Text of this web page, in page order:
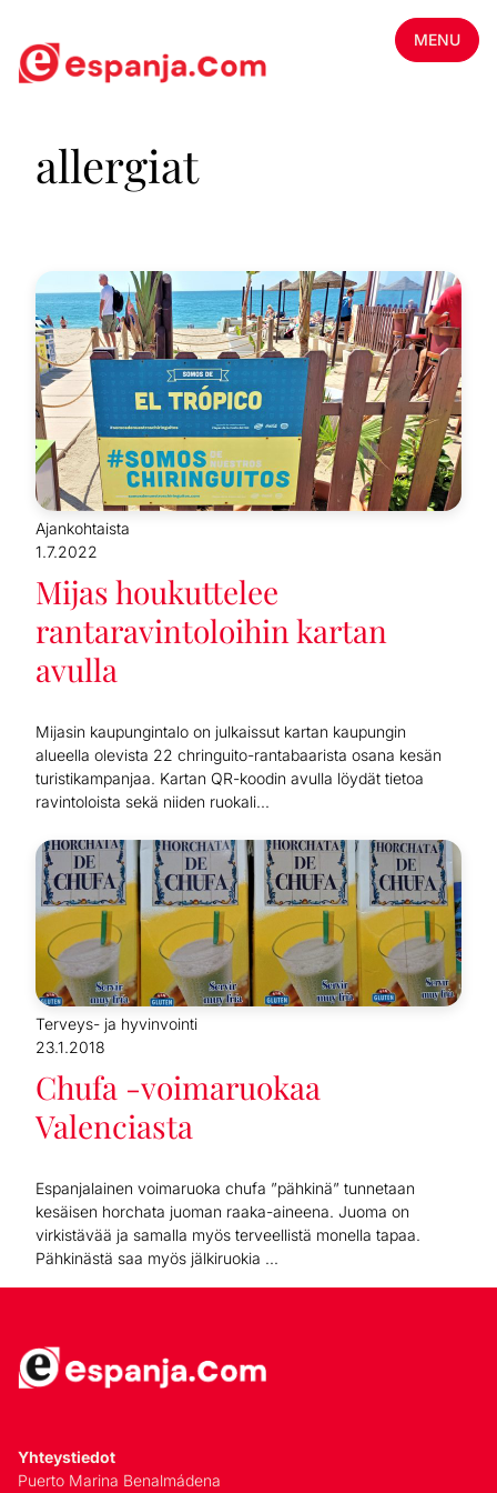
MENU
allergiat
Ajankohtaista
1.7.2022
Mijas houkuttelee
rantaravintoloihin kartan
avulla
Mijasin kaupungintalo on julkaissut kartan kaupungin
alueella olevista 22 chringuito-rantabaarista osana kesän
turistikampanjaa. Kartan QR-koodin avulla löydät tietoa
ravintoloista sekä niiden ruokali...
Terveys- ja hyvinvointi
23.1.2018
Chufa -voimaruokaa
Valenciasta
Espanjalainen voimaruoka chufa ”pähkinä” tunnetaan
kesäisen horchata juoman raaka-aineena. Juoma on
virkistävää ja samalla myös terveellistä monella tapaa.
Pähkinästä saa myös jälkiruokia ...
Yhteystiedot
Puerto Marina Benalmádena